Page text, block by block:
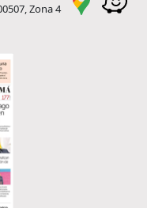
Zona 4